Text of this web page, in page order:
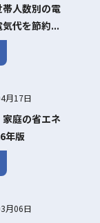
人数別の電
代を節約...
月17日
庭の省エネ
年版
月06日